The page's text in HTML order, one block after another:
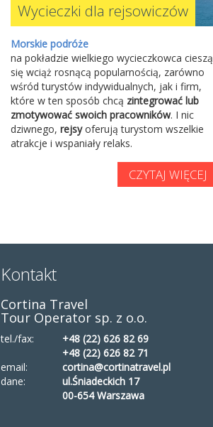
Wycieczki dla rejsowiczów
Morskie podróże
na pokładzie wielkiego wycieczkowca cieszą
się wciąż rosnącą popularnością, zarówno
wśród turystów indywidualnych, jak i firm,
które w ten sposób chcą zintegrować lub
zmotywować swoich pracowników. I nic
dziwnego, rejsyoferują turystom wszelkie
atrakcje i wspaniały relaks.
CZYTAJ WIĘCEJ
Kontakt
Cortina Travel
Tour Operator sp. z o.o.
tel./fax:
+48 (22) 626 82 69
+48 (22) 626 82 71
email:
cortina@cortinatravel.pl
dane:
ul.Śniadeckich 17
00-654 Warszawa